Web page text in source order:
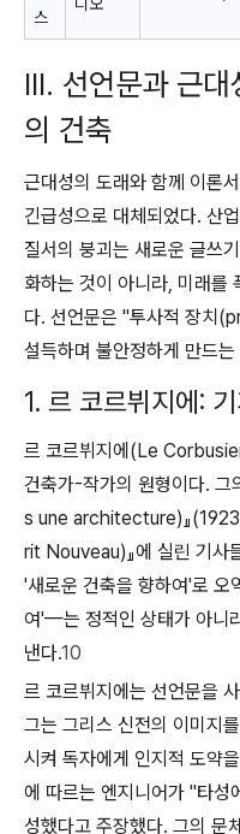
스
디오
III. 선언문과 근
의 건축
근대성의 도래와 함께 이론
긴급성으로 대체되었다. 산
질서의 붕괴는 새로운 글쓰
화하는 것이 아니라, 미래를
다. 선언문은 "투사적 장치
설득하며 불안정하게 만드
1. 르 코르뷔지에:
르 코르뷔지에(Le
건축가-작가의 원형이다. 그
s une architecture)』
rit Nouveau)』에 실린 기사
'새로운 건축을 향하여'로 오
여'—는 정적인 상태가 아니
낸다.10
르 코르뷔지에는 선언문을
그는 그리스 신전의 이미지
시켜 독자에게 인지적 도약
에 따르는 엔지니어가 "타성
성했다고 주장했다. 그의 문